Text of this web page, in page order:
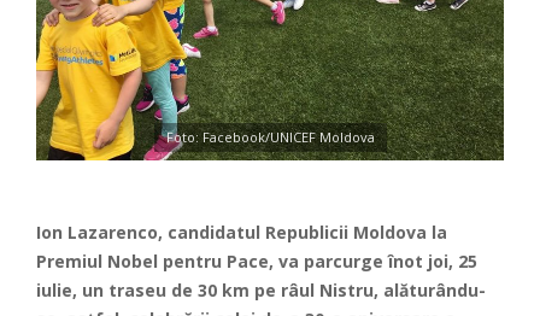
Foto: Facebook/UNICEF Moldova
Ion Lazarenco, candidatul Republicii Moldova la
Premiul Nobel pentru Pace, va parcurge înot joi, 25
iulie, un traseu de 30 km pe râul Nistru, alăturându-